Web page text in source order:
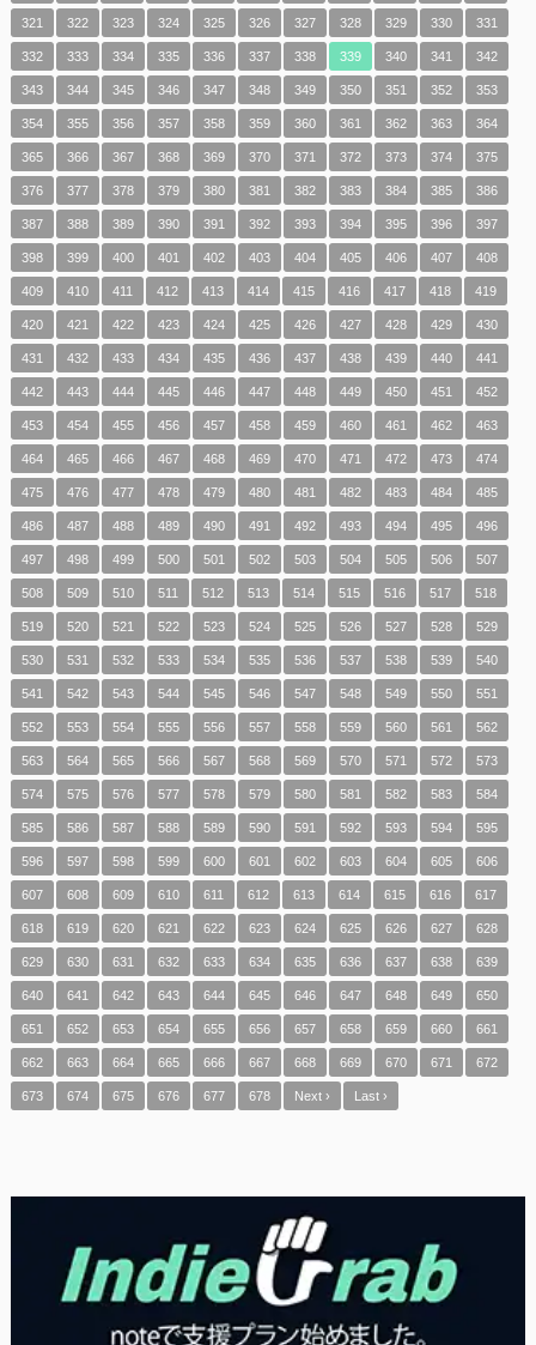
321 322 323 324 325 326 327 328 329 330 331
332 333 334 335 336 337 338 339 340 341 342
343 344 345 346 347 348 349 350 351 352 353
354 355 356 357 358 359 360 361 362 363 364
365 366 367 368 369 370 371 372 373 374 375
376 377 378 379 380 381 382 383 384 385 386
387 388 389 390 391 392 393 394 395 396 397
398 399 400 401 402 403 404 405 406 407 408
409 410 411 412 413 414 415 416 417 418 419
420 421 422 423 424 425 426 427 428 429 430
431 432 433 434 435 436 437 438 439 440 441
442 443 444 445 446 447 448 449 450 451 452
453 454 455 456 457 458 459 460 461 462 463
464 465 466 467 468 469 470 471 472 473 474
475 476 477 478 479 480 481 482 483 484 485
486 487 488 489 490 491 492 493 494 495 496
497 498 499 500 501 502 503 504 505 506 507
508 509 510 511 512 513 514 515 516 517 518
519 520 521 522 523 524 525 526 527 528 529
530 531 532 533 534 535 536 537 538 539 540
541 542 543 544 545 546 547 548 549 550 551
552 553 554 555 556 557 558 559 560 561 562
563 564 565 566 567 568 569 570 571 572 573
574 575 576 577 578 579 580 581 582 583 584
585 586 587 588 589 590 591 592 593 594 595
596 597 598 599 600 601 602 603 604 605 606
607 608 609 610 611 612 613 614 615 616 617
618 619 620 621 622 623 624 625 626 627 628
629 630 631 632 633 634 635 636 637 638 639
640 641 642 643 644 645 646 647 648 649 650
651 652 653 654 655 656 657 658 659 660 661
662 663 664 665 666 667 668 669 670 671 672
673 674 675 676 677 678 Next › Last ›